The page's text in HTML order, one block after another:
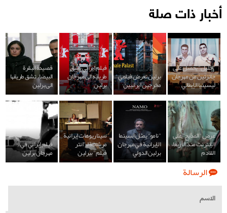
أخبار ذات صلة
"خليل" يحصل على
جائزتين من مهرجان
ليسينيا الإيطالي
برلين تعرض فيلمي
مخرجين ايرانيين
فيلم ايراني يشق
طريقه الى مهرجان
برلين
قصيدة البقرة
البيضاء تشق طريقها
الى برلين
عرض "المذبح" على
الإنترنت منذ الأربعاء
القادم
"نامو" يمثل السينما
الإيرانية في مهرجان
برلين الدولي
سيناريوهات إيرانية
مرشحة لـ "انتر
فيلم" بيرلين
فيلم إيراني في
مهرجان برلين
الرسالة